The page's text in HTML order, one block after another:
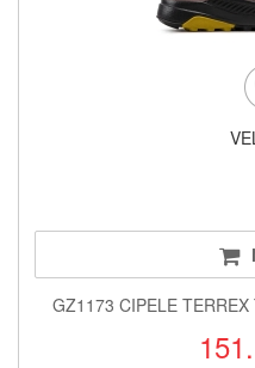
GZ1173 CIPELE